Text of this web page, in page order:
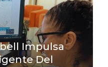
Impulsa
Del